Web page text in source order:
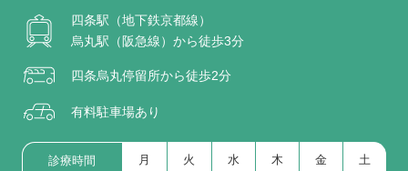
四条駅（地下鉄京都線）
烏丸駅（阪急線）から徒歩3分
四条烏丸停留所から徒歩2分
有料駐車場あり
診療時間 月 火 水 木 金 土